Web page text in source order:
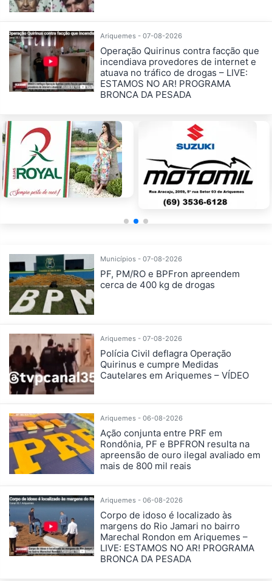
Ariquemes - 07-08-2026
Operação Quirinus contra facção que
incendiava provedores de internet e
atuava no tráfico de drogas – LIVE:
ESTAMOS NO AR! PROGRAMA
BRONCA DA PESADA
Municípios - 07-08-2026
PF, PM/RO e BPFron apreendem
cerca de 400 kg de drogas
Ariquemes - 07-08-2026
Polícia Civil deflagra Operação
Quirinus e cumpre Medidas
Cautelares em Ariquemes – VÍDEO
Ariquemes - 06-08-2026
Ação conjunta entre PRF em
Rondônia, PF e BPFRON resulta na
apreensão de ouro ilegal avaliado em
mais de 800 mil reais
Ariquemes - 06-08-2026
Corpo de idoso é localizado às
margens do Rio Jamari no bairro
Marechal Rondon em Ariquemes –
LIVE: ESTAMOS NO AR! PROGRAMA
BRONCA DA PESADA